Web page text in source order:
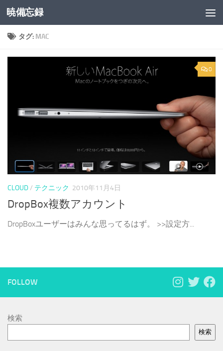
コンテンツへスキップ
暁備忘録
タグ: MAC
0
CLOUD/ テクニック 2010年11月4日
DropBox複数アカウント
DropBoxユーザーはみんな思ってるはず。 >>設定方...
FOLLOW
検索
検索